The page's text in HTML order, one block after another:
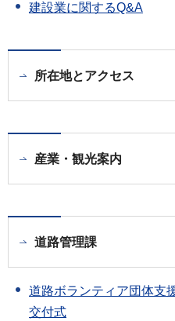
建設業に関するQ&A
所在地とアクセス
産業・観光案内
道路管理課
道路ボランティア団体支
交付式